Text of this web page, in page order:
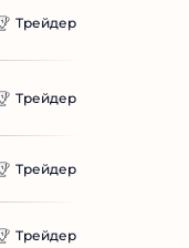
Трейдер
Трейдер
Трейдер
Трейдер